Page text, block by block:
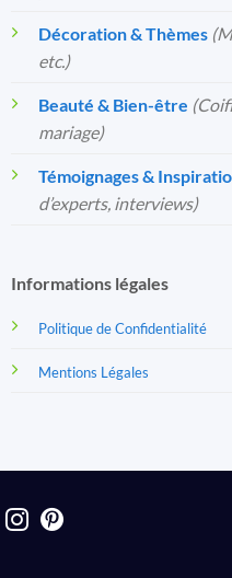
Décoration & Thèmes
etc.)
Beauté & Bien-être
mariage)
Témoignages &
d’experts, interviews)
Informations légales
Politique de Confidentialité
Mentions Légales